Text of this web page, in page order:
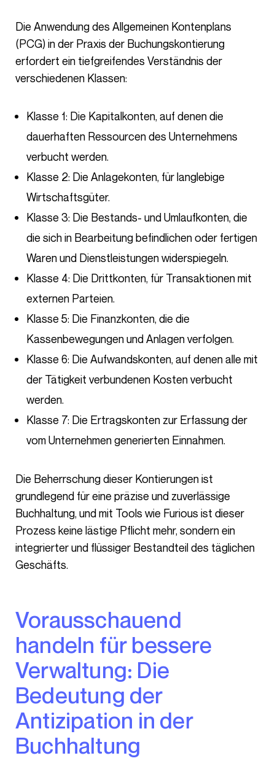
Die Anwendung des Allgemeinen Kontenplans
(PCG) in der Praxis der Buchungskontierung
erfordert ein tiefgreifendes Verständnis der
verschiedenen Klassen:
Klasse 1: Die Kapitalkonten, auf denen die
dauerhaften Ressourcen des Unternehmens
verbucht werden.
Klasse 2: Die Anlagekonten, für langlebige
Wirtschaftsgüter.
Klasse 3: Die Bestands- und Umlaufkonten, die
die sich in Bearbeitung befindlichen oder fertigen
Waren und Dienstleistungen widerspiegeln.
Klasse 4: Die Drittkonten, für Transaktionen mit
externen Parteien.
Klasse 5: Die Finanzkonten, die die
Kassenbewegungen und Anlagen verfolgen.
Klasse 6: Die Aufwandskonten, auf denen alle mit
der Tätigkeit verbundenen Kosten verbucht
werden.
Klasse 7: Die Ertragskonten zur Erfassung der
vom Unternehmen generierten Einnahmen.
Die Beherrschung dieser Kontierungen ist
grundlegend für eine präzise und zuverlässige
Buchhaltung, und mit Tools wie Furious ist dieser
Prozess keine lästige Pflicht mehr, sondern ein
integrierter und flüssiger Bestandteil des täglichen
Geschäfts.
Vorausschauend
handeln für bessere
Verwaltung: Die
Bedeutung der
Antizipation in der
Buchhaltung